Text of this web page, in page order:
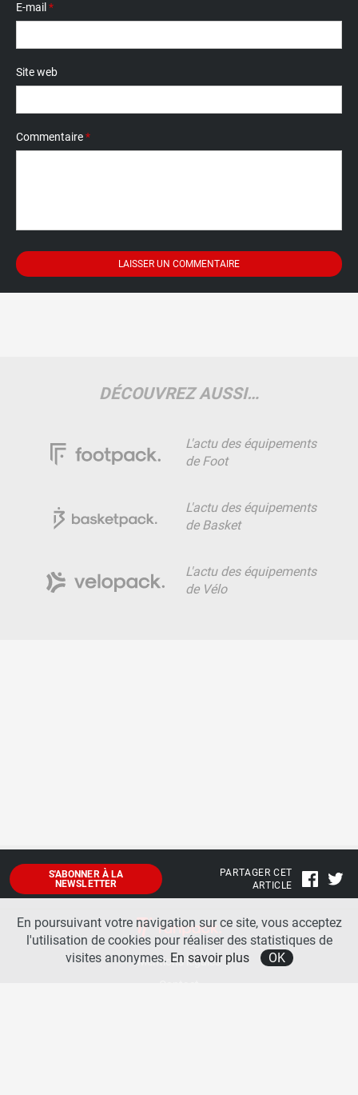
E-mail *
Site web
Commentaire*
DÉCOUVREZ AUSSI…
L'actu des équipements
de Foot
L'actu des équipements
de Basket
L'actu des équipements
de Vélo
S'ABONNER À LA
NEWSLETTER
PARTAGER CET
ARTICLE
Mentions légales
En poursuivant votre navigation sur ce site, vous acceptez
l'utilisation de cookies pour réaliser des statistiques de
visites anonymes. En savoir plus OK